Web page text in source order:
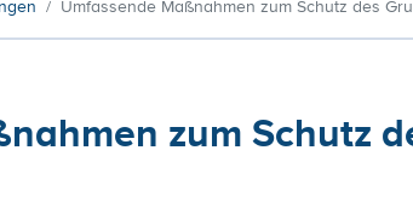
Umfassende Maßnahmen zum Schutz des
zum Schutz